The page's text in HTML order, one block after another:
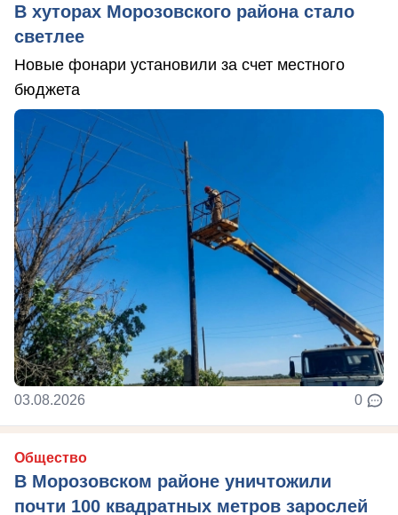
В хуторах Морозовского района стало
светлее
Новые фонари установили за счет местного
бюджета
03.08.2026 0
Общество
В Морозовском районе уничтожили
почти 100 квадратных метров зарослей